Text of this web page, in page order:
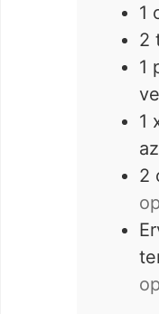
1
2
1
1
2